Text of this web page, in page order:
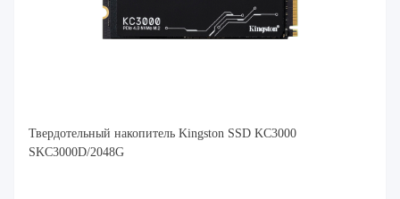
Твердотельный накопитель Kingston SSD KC3000
SKC3000D/2048G